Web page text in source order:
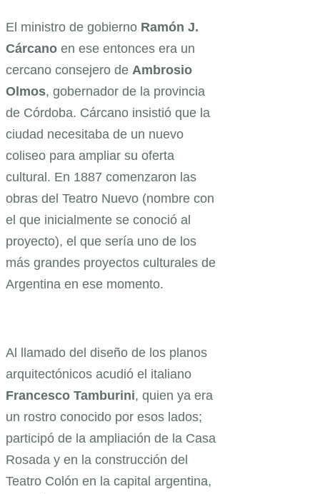
El ministro de gobierno Ramón J.
Cárcano en ese entonces era un
cercano consejero de Ambrosio
Olmos, gobernador de la provincia
de Córdoba. Cárcano insistió que la
ciudad necesitaba de un nuevo
coliseo para ampliar su oferta
cultural. En 1887 comenzaron las
obras del Teatro Nuevo (nombre con
el que inicialmente se conoció al
proyecto), el que sería uno de los
más grandes proyectos culturales de
Argentina en ese momento.
Al llamado del diseño de los planos
arquitectónicos acudió el italiano
Francesco Tamburini, quien ya era
un rostro conocido por esos lados;
participó de la ampliación de la Casa
Rosada y en la construcción del
Teatro Colón en la capital argentina,